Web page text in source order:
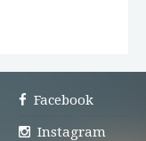
Facebook
Instagram